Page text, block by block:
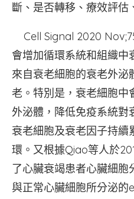
斷、是否轉移、療效評估
Cell Signal 2020
會增加循環系統和組織中
來自衰老細胞的衰老外泌
老。特別是，衰老細胞中
外泌體，降低免疫系統
衰老細胞及衰老因子持續
環。又根據Qiao等人於
了心臟衰竭患者心臟細胞
與正常心臟細胞所分泌